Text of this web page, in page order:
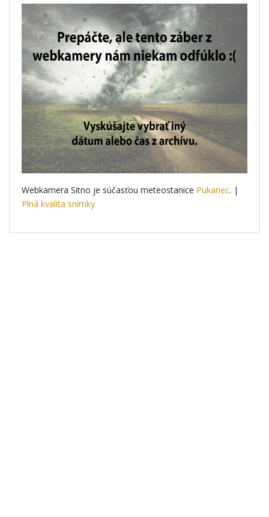
Webkamera Sitno je súčasťou meteostanice Pukanec. |
Plná kvalita snímky